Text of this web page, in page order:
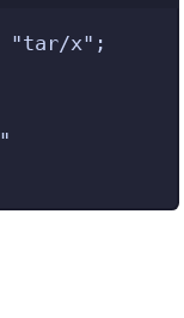
"tar/x" ;
"